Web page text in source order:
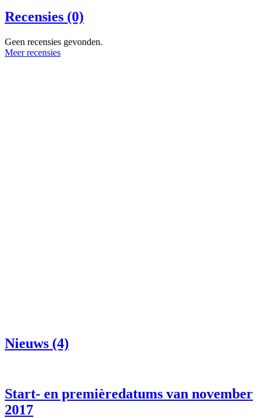
Recensies (0)
Geen recensies gevonden.
Meer recensies
Nieuws (4)
Start- en premièredatums van november
2017